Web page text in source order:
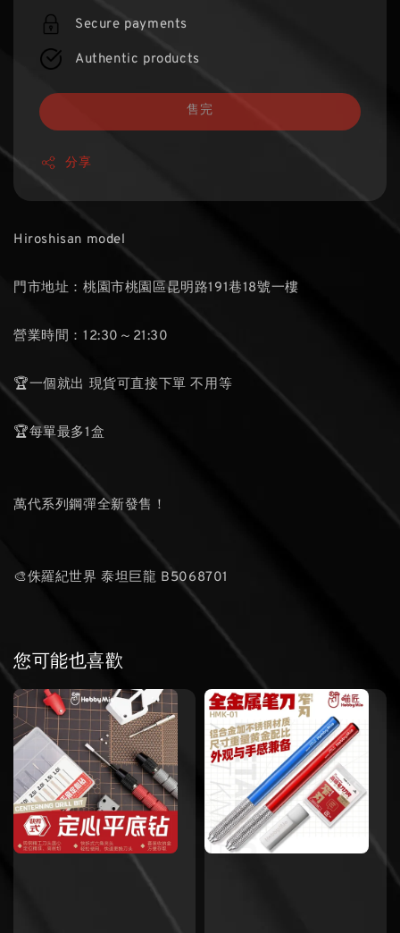
Secure payments
Authentic products
售完
分享
Hiroshisan model
門市地址：桃園市桃園區昆明路191巷18號一樓
營業時間：12:30～21:30
🏆一個就出 現貨可直接下單 不用等
🏆每單最多1盒
萬代系列鋼彈全新發售！
🎨侏羅紀世界 泰坦巨龍 B5068701
您可能也喜歡